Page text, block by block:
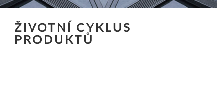
ŽIVOTNÍ CYKLUS
PRODUKTŮ